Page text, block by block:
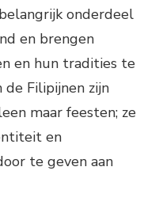
onderdeel
en brengen
en hun tradities te
de Filipijnen zijn
maar feesten; ze
en
te geven aan